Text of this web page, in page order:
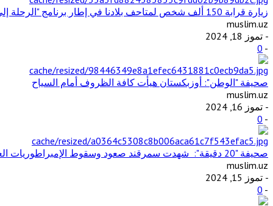
زيارة قرابة 150 ألف شخص لمتاحف بلادنا في إطار برنامج "الرحلة إلى الماضي"
muslim.uz
- تموز 18, 2024
-
0
صحيفة "الوطن": أوزبكستان هيأت كافة الظروف أمام السياح
muslim.uz
- تموز 16, 2024
-
0
صحيفة "20 دقيقة": شهدت سمرقند صعود وسقوط الإمبراطوريات العظيمة وتفاعل الثقافات والحضارات المختلفة
muslim.uz
- تموز 15, 2024
-
0